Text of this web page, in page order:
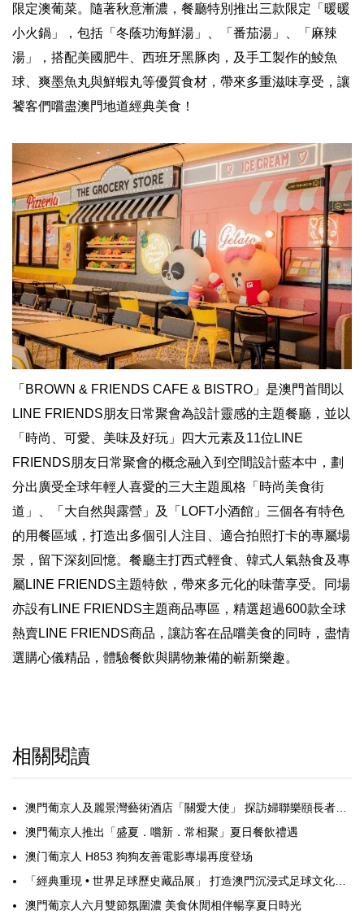
限定澳葡菜。隨著秋意漸濃，餐廳特別推出三款限定「暖暖
小火鍋」，包括「冬蔭功海鮮湯」、「番茄湯」、「麻辣
湯」，搭配美國肥牛、西班牙黑豚肉，及手工製作的鯪魚
球、爽墨魚丸與鮮蝦丸等優質食材，帶來多重滋味享受，讓
饕客們嚐盡澳門地道經典美食！
「BROWN & FRIENDS CAFE & BISTRO」是澳門首間以
LINE FRIENDS朋友日常聚會為設計靈感的主題餐廳，並以
「時尚、可愛、美味及好玩」四大元素及11位LINE
FRIENDS朋友日常聚會的概念融入到空間設計藍本中，劃
分出廣受全球年輕人喜愛的三大主題風格「時尚美食街
道」、「大自然與露營」及「LOFT小酒館」三個各有特色
的用餐區域，打造出多個引人注目、適合拍照打卡的專屬場
景，留下深刻回憶。餐廳主打西式輕食、韓式人氣熱食及專
屬LINE FRIENDS主題特飲，帶來多元化的味蕾享受。同場
亦設有LINE FRIENDS主題商品專區，精選超過600款全球
熱賣LINE FRIENDS商品，讓訪客在品嚐美食的同時，盡情
選購心儀精品，體驗餐飲與購物兼備的嶄新樂趣。
相關閱讀
澳門葡京人及麗景灣藝術酒店「關愛大使」 探訪婦聯樂頤長者日間中心
澳門葡京人推出「盛夏．嚐新．常相聚」夏日餐飲禮遇
澳门葡京人 H853 狗狗友善電影專場再度登场
「經典重現 • 世界足球歷史藏品展」 打造澳門沉浸式足球文化盛宴
澳門葡京人六月雙節氛圍濃 美食休閒相伴暢享夏日時光